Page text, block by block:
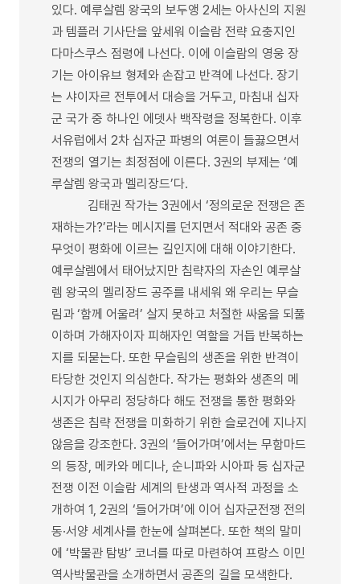
있다. 예루살렘 왕국의 보두앵 2세는 아사신의 지원
과 템플러 기사단을 앞세워 이슬람 전략 요충지인
다마스쿠스 점령에 나선다. 이에 이슬람의 영웅 장
기는 아이유브 형제와 손잡고 반격에 나선다. 장기
는 샤이자르 전투에서 대승을 거두고, 마침내 십자
군 국가 중 하나인 에뎃사 백작령을 정복한다. 이후
서유럽에서 2차 십자군 파병의 여론이 들끓으면서
전쟁의 열기는 최정점에 이른다. 3권의 부제는 ‘예
루살렘 왕국과 멜리장드’다.
김태권 작가는 3권에서 ‘정의로운 전쟁은 존
재하는가?’라는 메시지를 던지면서 적대와 공존 중
무엇이 평화에 이르는 길인지에 대해 이야기한다.
예루살렘에서 태어났지만 침략자의 자손인 예루살
렘 왕국의 멜리장드 공주를 내세워 왜 우리는 무슬
림과 ‘함께 어울려’ 살지 못하고 처절한 싸움을 되풀
이하며 가해자이자 피해자인 역할을 거듭 반복하는
지를 되묻는다. 또한 무슬림의 생존을 위한 반격이
타당한 것인지 의심한다. 작가는 평화와 생존의 메
시지가 아무리 정당하다 해도 전쟁을 통한 평화와
생존은 침략 전쟁을 미화하기 위한 슬로건에 지나지
않음을 강조한다. 3권의 ‘들어가며’에서는 무함마드
의 등장, 메카와 메디나, 순니파와 시아파 등 십자군
전쟁 이전 이슬람 세계의 탄생과 역사적 과정을 소
개하여 1, 2권의 ‘들어가며’에 이어 십자군전쟁 전의
동·서양 세계사를 한눈에 살펴본다. 또한 책의 말미
에 ‘박물관 탐방’ 코너를 따로 마련하여 프랑스 이민
역사박물관을 소개하면서 공존의 길을 모색한다.